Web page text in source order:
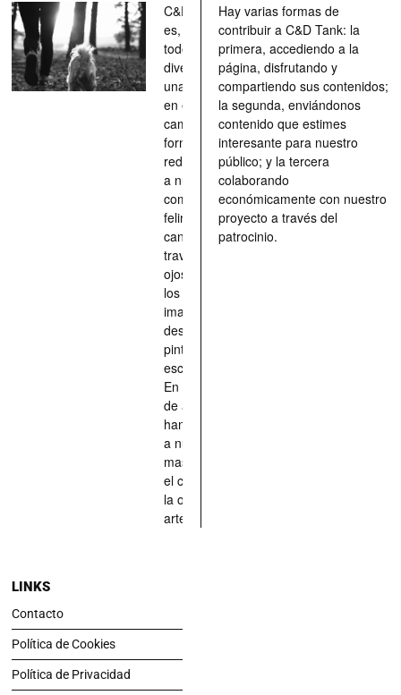
C&D Tank
es, ante
todo, un
divertimento,
una parada
en el
camino, una
forma de
redescubrir
a nuestros
compañeros
felinos y
caninos a
través de los
ojos quienes
los han
imaginado,
descrito,
pintado,
esculpido...
En definitiva,
de aquellos
han situado
a nuestras
mascotas en
el centro de
la obra de
arte.
Hay varias formas de
contribuir a C&D Tank: la
primera, accediendo a la
página, disfrutando y
compartiendo sus contenidos;
la segunda, enviándonos
contenido que estimes
interesante para nuestro
público; y la tercera
colaborando
económicamente con nuestro
proyecto a través del
patrocinio.
LINKS
Contacto
Política de Cookies
Política de Privacidad